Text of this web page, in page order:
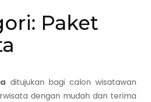
Paket
ditujukan bagi calon wisatawan
dengan mudah dan terima